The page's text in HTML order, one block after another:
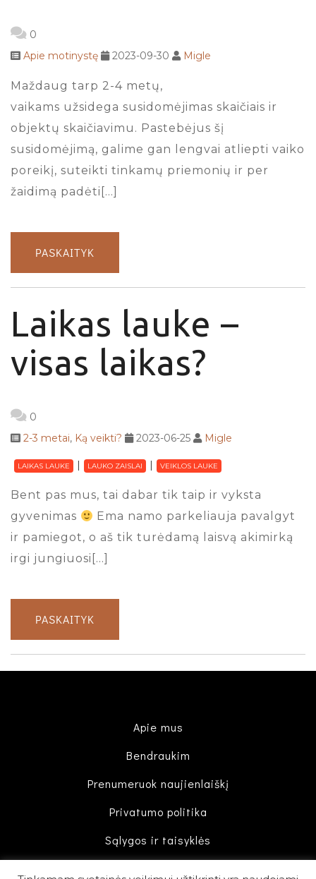
0
Apie motinystę
2023-09-30 Migle
Maždaug tarp 2-4 metų,
vaikams užsidega susidomėjimas skaičiais ir
objektų skaičiavimu. Pastebėjus šį
susidomėjimą, galime gan lengvai atliepti vaiko
poreikį, suteikti tinkamų priemonių ir per
žaidimą padėti[…]
PASKAITYK
Laikas lauke –
visas laikas?
0
2-3 metai, Ką veikti? 2023-06-25 Migle
LAIKAS LAUKE LAUKO ZAISLAI VEIKLOS LAUKE
Bent pas mus, tai dabar tik taip ir vyksta
gyvenimas
Ema namo parkeliauja pavalgyt
ir pamiegot, o aš tik turėdamą laisvą akimirką
irgi jungiuosi[…]
PASKAITYK
Apie mus
Bendraukim
Prenumeruok naujienlaiškį
Privatumo politika
Sąlygos ir taisyklės